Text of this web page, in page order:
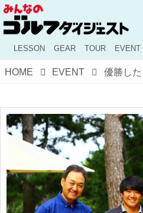
LESSON GEAR TOUR EVENT
HOME EVENT